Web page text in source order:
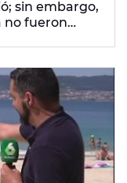
sin embargo,
no fueron